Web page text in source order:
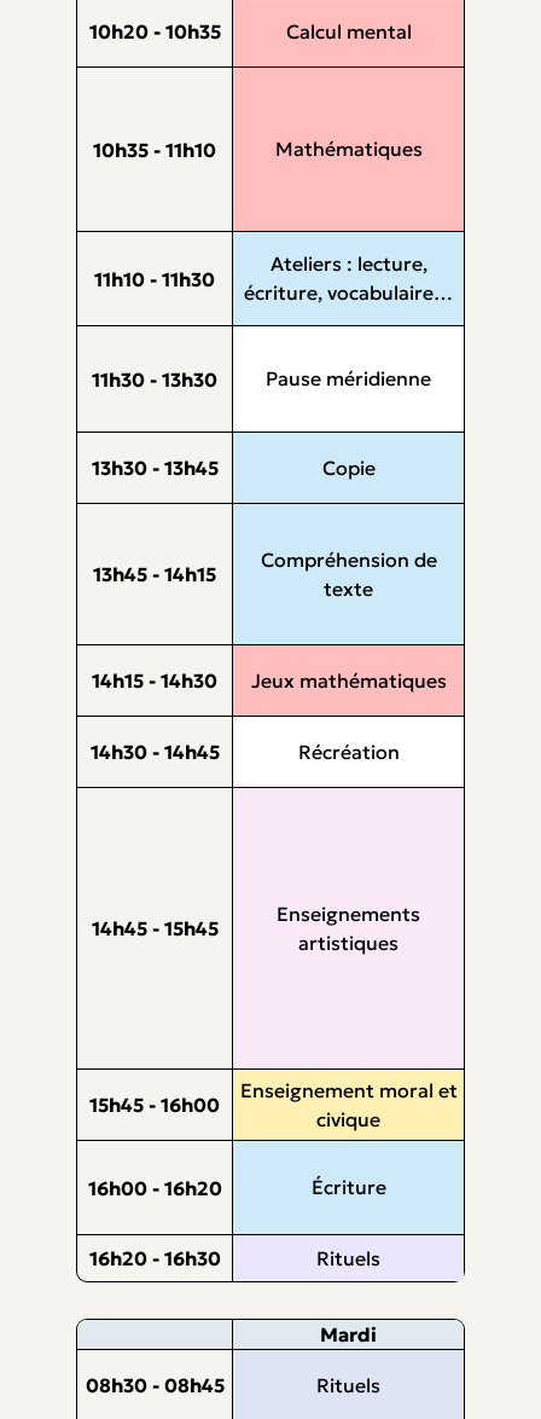
10h20 - 10h35 Calcul mental
10h35 - 11h10 Mathématiques
11h10 - 11h30
Ateliers : lecture,
écriture, vocabulaire…
11h30 - 13h30 Pause méridienne
13h30 - 13h45 Copie
13h45 - 14h15
Compréhension de
texte
14h15 - 14h30 Jeux mathématiques
14h30 - 14h45 Récréation
14h45 - 15h45
Enseignements
artistiques
15h45 - 16h00
Enseignement moral et
civique
16h00 - 16h20 Écriture
16h20 - 16h30 Rituels
Mardi
08h30 - 08h45 Rituels